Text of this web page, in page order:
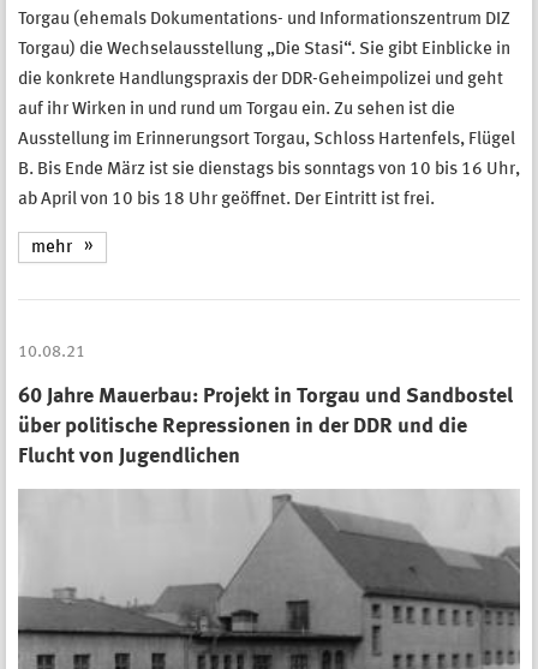
Torgau (ehemals Dokumentations- und Informationszentrum DIZ
Torgau) die Wechselausstellung „Die Stasi“. Sie gibt Einblicke in
die konkrete Handlungspraxis der DDR-Geheimpolizei und geht
auf ihr Wirken in und rund um Torgau ein. Zu sehen ist die
Ausstellung im Erinnerungsort Torgau, Schloss Hartenfels, Flügel
B. Bis Ende März ist sie dienstags bis sonntags von 10 bis 16 Uhr,
ab April von 10 bis 18 Uhr geöffnet. Der Eintritt ist frei.
mehr
10.08.21
60 Jahre Mauerbau: Projekt in Torgau und Sandbostel
über politische Repressionen in der DDR und die
Flucht von Jugendlichen